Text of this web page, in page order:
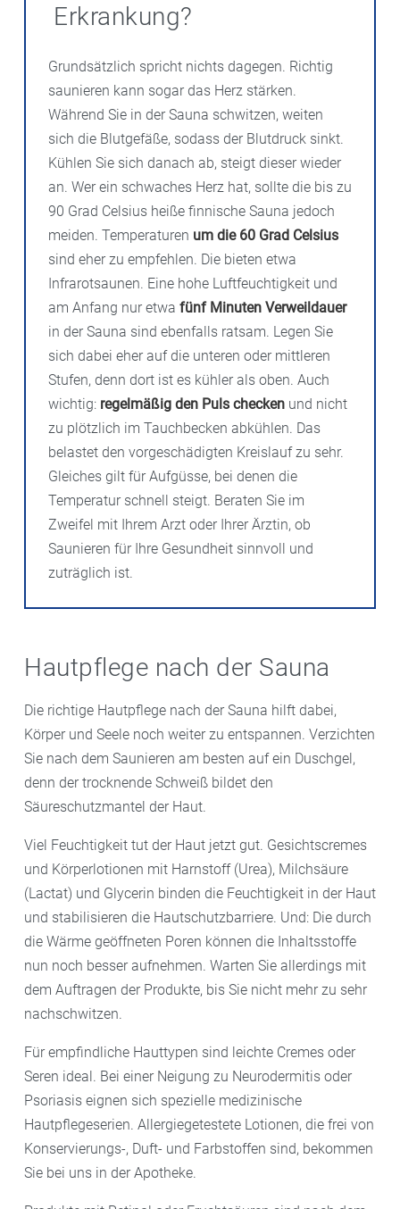
Erkrankung?
Grundsätzlich spricht nichts dagegen. Richtig
saunieren kann sogar das Herz stärken.
Während Sie in der Sauna schwitzen, weiten
sich die Blutgefäße, sodass der Blutdruck sinkt.
Kühlen Sie sich danach ab, steigt dieser wieder
an. Wer ein schwaches Herz hat, sollte die bis zu
90 Grad Celsius heiße finnische Sauna jedoch
meiden. Temperaturen um die 60 Grad Celsius
sind eher zu empfehlen. Die bieten etwa
Infrarotsaunen. Eine hohe Luftfeuchtigkeit und
am Anfang nur etwa fünf Minuten Verweildauer
in der Sauna sind ebenfalls ratsam. Legen Sie
sich dabei eher auf die unteren oder mittleren
Stufen, denn dort ist es kühler als oben. Auch
wichtig: regelmäßig den Puls checken und nicht
zu plötzlich im Tauchbecken abkühlen. Das
belastet den vorgeschädigten Kreislauf zu sehr.
Gleiches gilt für Aufgüsse, bei denen die
Temperatur schnell steigt. Beraten Sie im
Zweifel mit Ihrem Arzt oder Ihrer Ärztin, ob
Saunieren für Ihre Gesundheit sinnvoll und
zuträglich ist.
Hautpflege nach der Sauna
Die richtige Hautpflege nach der Sauna hilft dabei,
Körper und Seele noch weiter zu entspannen. Verzichten
Sie nach dem Saunieren am besten auf ein Duschgel,
denn der trocknende Schweiß bildet den
Säureschutzmantel der Haut.
Viel Feuchtigkeit tut der Haut jetzt gut. Gesichtscremes
und Körperlotionen mit Harnstoff (Urea), Milchsäure
(Lactat) und Glycerin binden die Feuchtigkeit in der Haut
und stabilisieren die Hautschutzbarriere. Und: Die durch
die Wärme geöffneten Poren können die Inhaltsstoffe
nun noch besser aufnehmen. Warten Sie allerdings mit
dem Auftragen der Produkte, bis Sie nicht mehr zu sehr
nachschwitzen.
Für empfindliche Hauttypen sind leichte Cremes oder
Seren ideal. Bei einer Neigung zu Neurodermitis oder
Psoriasis eignen sich spezielle medizinische
Hautpflegeserien. Allergiegetestete Lotionen, die frei von
Konservierungs-, Duft- und Farbstoffen sind, bekommen
Sie bei uns in der Apotheke.